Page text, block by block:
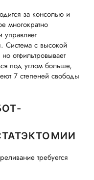
за консолью и
многократно
Система с высокой
отфильтровывает
под углом больше,
7 степеней свободы
требуется